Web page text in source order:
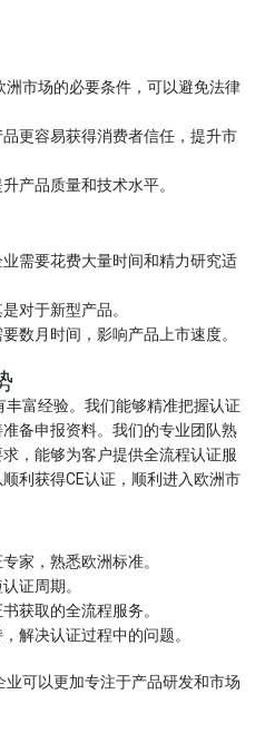
洲市场的必要条件，可以避免法律
品更容易获得消费者信任，提升市
产品质量和技术水平。
业需要花费大量时间和精力研究适
对于新型产品。
数月时间，影响产品上市速度。
富经验。我们能够精准把握认证
备申报资料。我们的专业团队熟
，能够为客户提供全流程认证服
利获得CE认证，顺利进入欧洲市
家，熟悉欧洲标准。
证周期。
获取的全流程服务。
解决认证过程中的问题。
可以更加专注于产品研发和市场